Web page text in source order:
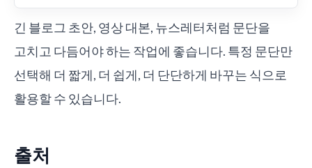
긴 블로그 초안, 영상 대본, 뉴스레터처럼 문단을
고치고 다듬어야 하는 작업에 좋습니다. 특정 문단만
선택해 더 짧게, 더 쉽게, 더 단단하게 바꾸는 식으로
활용할 수 있습니다.
출처